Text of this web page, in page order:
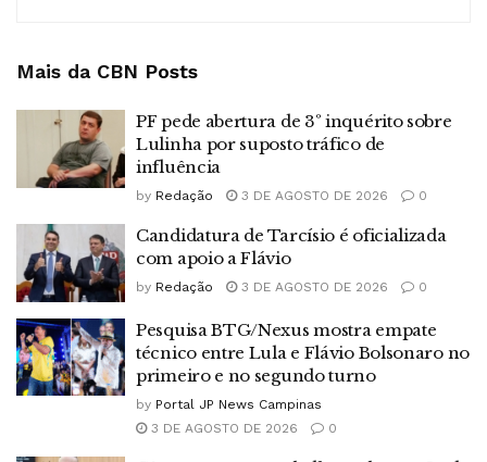
Mais da CBN Posts
PF pede abertura de 3º inquérito sobre
Lulinha por suposto tráfico de
influência
by Redação 3 DE AGOSTO DE 2026 0
Candidatura de Tarcísio é oficializada
com apoio a Flávio
by Redação 3 DE AGOSTO DE 2026 0
Pesquisa BTG/Nexus mostra empate
técnico entre Lula e Flávio Bolsonaro no
primeiro e no segundo turno
by Portal JP News Campinas
3 DE AGOSTO DE 2026
0